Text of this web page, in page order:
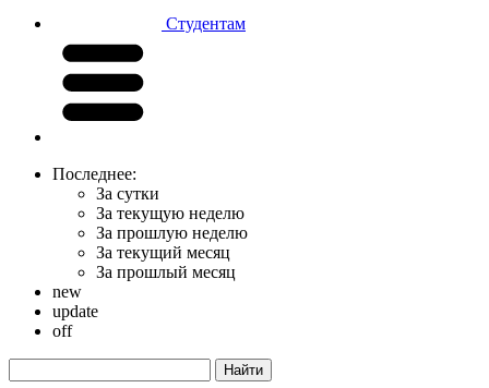
Студентам
Последнее:
За сутки
За текущую неделю
За прошлую неделю
За текущий месяц
За прошлый месяц
new
update
off